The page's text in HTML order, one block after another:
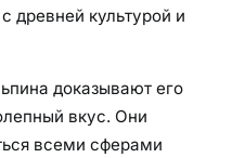
древней культурой и
доказывают его
вкус. Они
всеми сферами